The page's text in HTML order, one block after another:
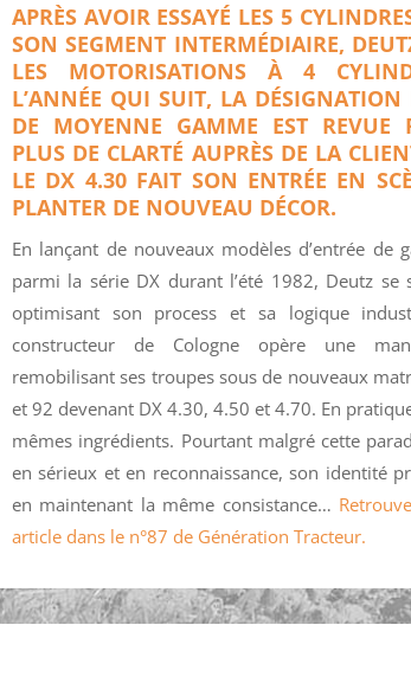
APRÈS AVOIR ESSAYÉ LES 5
SON SEGMENT INTERMÉDIAIRE,
LES MOTORISATIONS À 4
L’ANNÉE QUI SUIT, LA DÉSIGNATION
DE MOYENNE GAMME EST REVUE
PLUS DE CLARTÉ AUPRÈS DE LA
LE DX 4.30 FAIT SON ENTRÉE EN
PLANTER DE NOUVEAU DÉCOR.
En lançant de nouveaux modèles d’entrée de
parmi la série DX durant l’été 1982, Deutz se
optimisant son process et sa logique
constructeur de Cologne opère une
remobilisant ses troupes sous de nouveaux
et 92 devenant DX 4.30, 4.50 et 4.70. En
mêmes ingrédients. Pourtant malgré cette
en sérieux et en reconnaissance, son identité
en maintenant la même consistance…
article dans le n°87 de Génération Tracteur.